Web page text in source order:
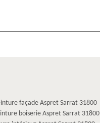
façade Aspret Sarrat 31800
boiserie Aspret Sarrat 31800